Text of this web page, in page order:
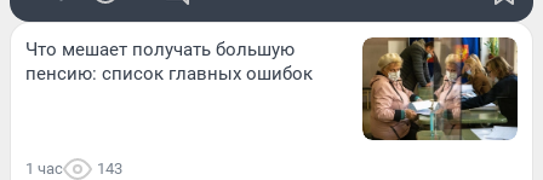
Что мешает получать большую
пенсию: список главных ошибок
1 час 143